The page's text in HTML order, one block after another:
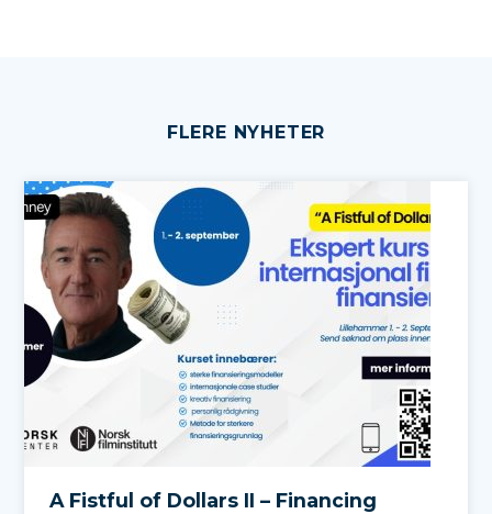
FLERE NYHETER
A Fistful of Dollars II – Financing